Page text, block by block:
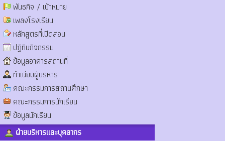
พันธกิจ / เป้าหมาย
เพลงโรงเรียน
หลักสูตรที่เปิดสอน
ปฏิทินกิจกรรม
ข้อมูลอาคารสถานที่
ทำเนียบผู้บริหาร
คณะกรรมการสถานศึกษา
คณะกรรมการนักเรียน
ข้อมูลนักเรียน
ฝ่ายบริหารและบุคลากร